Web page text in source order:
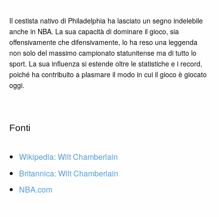
Il cestista nativo di Philadelphia ha lasciato un segno indelebile
anche in NBA. La sua capacità di dominare il gioco, sia
offensivamente che difensivamente, lo ha reso una leggenda
non solo del massimo campionato statunitense ma di tutto lo
sport. La sua influenza si estende oltre le statistiche e i record,
poiché ha contribuito a plasmare il modo in cui il gioco è giocato
oggi.
Fonti
Wikipedia: Wilt Chamberlain
Britannica: Wilt Chamberlain
NBA.com